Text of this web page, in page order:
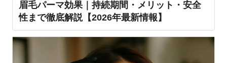
眉毛パーマ効果｜持続期間・メリット・安全
性まで徹底解説【2026年最新情報】